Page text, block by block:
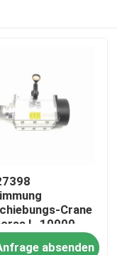
Crane
L-10000-
IOS9001
absenden